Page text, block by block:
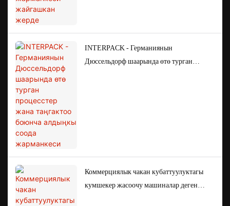
INTERPACK - Германиянын
Дюссельдорф шаарында өтө турган
Коммерциялык чакан кубаттуулуктагы
кумшекер жасоочу машиналар деген